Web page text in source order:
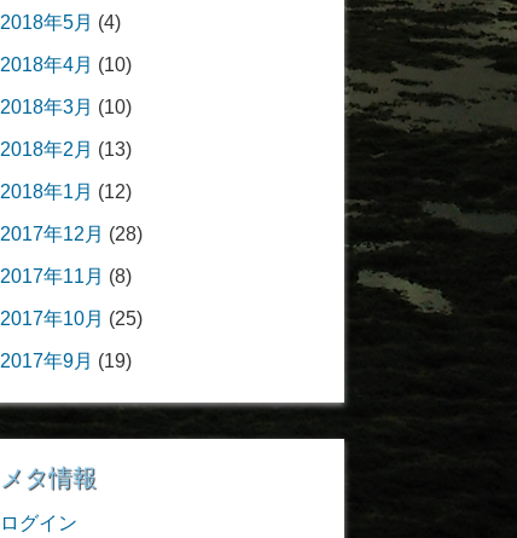
2018年5月 (4)
2018年4月 (10)
2018年3月 (10)
2018年2月 (13)
2018年1月 (12)
2017年12月 (28)
2017年11月 (8)
2017年10月 (25)
2017年9月 (19)
メタ情報
ログイン